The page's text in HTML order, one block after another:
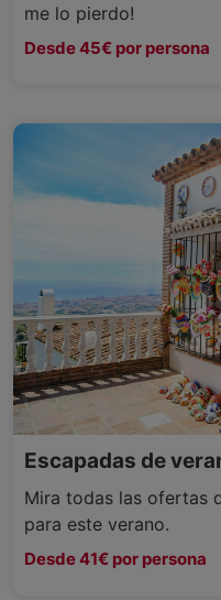
me lo pierdo!
Desde 45€ por persona
Escapadas de
Mira todas las ofertas
para este verano.
Desde 41€ por persona